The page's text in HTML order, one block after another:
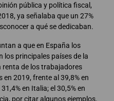
pública y política fiscal,
ya señalaba que un 27%
a qué se dedicaban.
a que en España los
los principales países de la
renta de los trabajadores
en 2019, frente al 39,8% en
en Italia; el 30,5% en
por citar algunos ejemplos.